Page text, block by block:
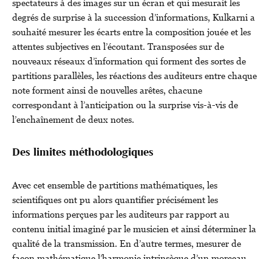
degrés de surprise à la succession d’informations, Kulkarni a
souhaité mesurer les écarts entre la composition jouée et les
attentes subjectives en l’écoutant. Transposées sur de
nouveaux réseaux d’information qui forment des sortes de
partitions parallèles, les réactions des auditeurs entre chaque
note forment ainsi de nouvelles arêtes, chacune
correspondant à l’anticipation ou la surprise vis-à-vis de
l’enchaînement de deux notes.
Des limites méthodologiques
Avec cet ensemble de partitions mathématiques, les
scientifiques ont pu alors quantifier précisément les
informations perçues par les auditeurs par rapport au
contenu initial imaginé par le musicien et ainsi déterminer la
qualité de la transmission. En d’autre termes, mesurer de